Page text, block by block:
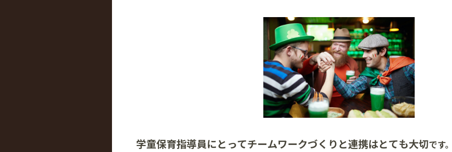
学童保育指導員にとってチームワークづくりと連携はとても大切です